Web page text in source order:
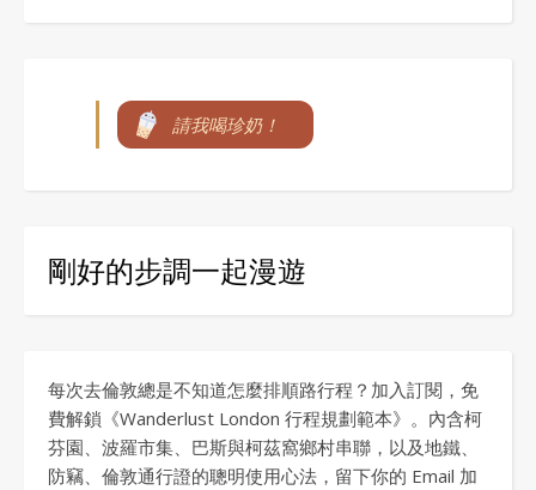
請我喝珍奶！
剛好的步調一起漫遊
每次去倫敦總是不知道怎麼排順路行程？加入訂閱，免
費解鎖《Wanderlust London 行程規劃範本》。內含柯
芬園、波羅市集、巴斯與柯茲窩鄉村串聯，以及地鐵、
防竊、倫敦通行證的聰明使用心法，留下你的 Email 加